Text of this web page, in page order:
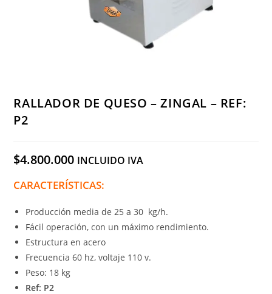
RALLADOR DE QUESO – ZINGAL – REF:
P2
$4.800.000 INCLUIDO IVA
CARACTERÍSTICAS:
Producción media de 25 a 30 kg/h.
Fácil operación, con un máximo rendimiento.
Estructura en acero
Frecuencia 60 hz, voltaje 110 v.
Peso: 18 kg
Ref: P2